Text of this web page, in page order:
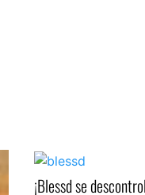
¡Blessd se